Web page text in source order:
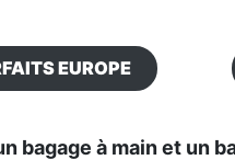
EUROPE
bagage à main et un